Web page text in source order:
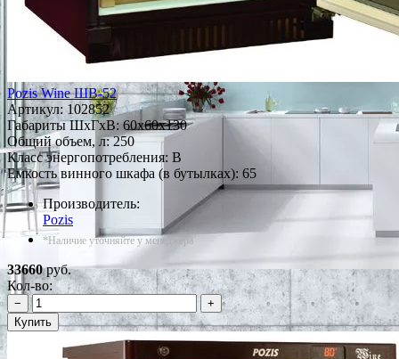
Pozis Wine ШВ-52
Артикул:102852
Габариты ШxГxВ: 60x60x130
Общий объем, л: 250
Класс энергопотребления: B
Емкость винного шкафа (в бутылках): 65
Производитель:
Pozis
*Наличие уточняйте у менеджера
33660руб.
Кол-во:
−
+
Купить